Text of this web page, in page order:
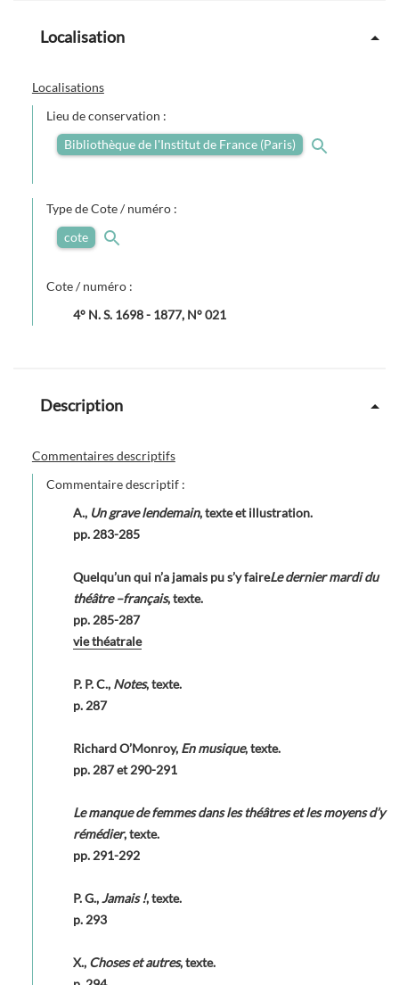
Localisation
Localisations
Lieu de conservation :
Bibliothèque de l'Institut de France (Paris)
Type de Cote / numéro :
cote
Cote / numéro :
4° N. S. 1698 - 1877, N° 021
Description
Commentaires descriptifs
Commentaire descriptif :
A., Un grave lendemain, texte et illustration.
pp. 283-285
Quelqu’un qui n’a jamais pu s’y faireLe dernier mardi du
théâtre –français, texte.
pp. 285-287
vie théatrale
P. P. C., Notes, texte.
p. 287
Richard O’Monroy, En musique, texte.
pp. 287 et 290-291
Le manque de femmes dans les théâtres et les moyens d’y
rémédier, texte.
pp. 291-292
P. G.,Jamais !, texte.
p. 293
X., Choses et autres, texte.